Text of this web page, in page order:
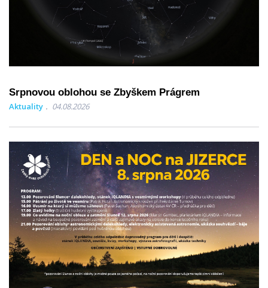
Srpnovou oblohou se Zbyškem Prágrem
Aktuality 04.08.2026